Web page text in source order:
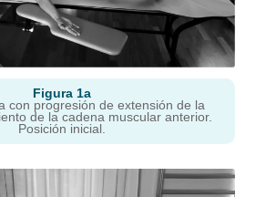
Figura 1a
con progresión de extensión de la
de la cadena muscular anterior.
Posición inicial.